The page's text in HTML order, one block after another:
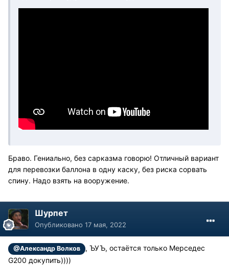
Браво. Гениально, без сарказма говорю! Отличный вариант
для перевозки баллона в одну каску, без риска сорвать
спину. Надо взять на вооружение.
Шурпет
Опубликовано 17 мая, 2022
@Александр Волков
, ЪУЪ, остаётся только Мерседес
G200 докупить))))